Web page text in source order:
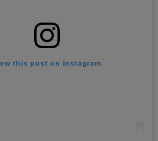
this post on Instagram